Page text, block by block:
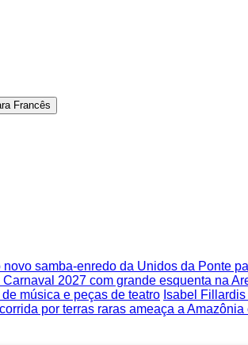
novo samba-enredo da Unidos da Ponte
2027 com grande esquenta na
música e peças de teatro Isabel
por terras raras ameaça a